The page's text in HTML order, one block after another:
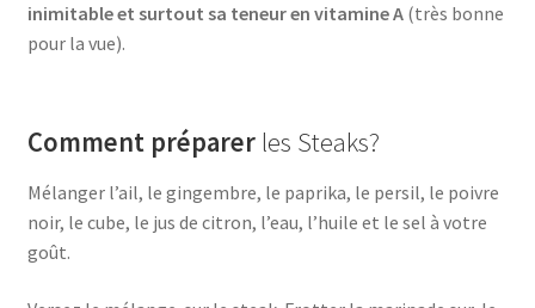
inimitable et surtout sa teneur en vitamine A(très bonne
pour la vue).
Comment préparer les Steaks?
Mélanger l’ail, le gingembre, le paprika, le persil, le poivre
noir, le cube, le jus de citron, l’eau, l’huile et le sel à votre
goût.